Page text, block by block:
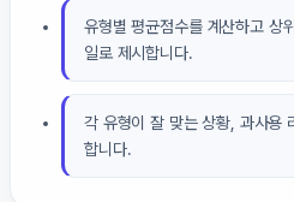
유형별 평균점수를 계산하고 상
일로 제시합니다.
각 유형이 잘 맞는 상황, 과사용
합니다.